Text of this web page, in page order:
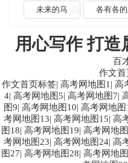
未来的马 各有各
用心写作 打造
百
作文首
作文首页标签| 高考网地图1| 高
4| 高考网地图5| 高考网地图7|
图9| 高考网地图10| 高考网地图
考网地图13| 高考网地图15| 高
图18| 高考网地图19| 高考网地
考网地图23| 高考网地图24| 高
图27| 高考网地图28| 高考网地